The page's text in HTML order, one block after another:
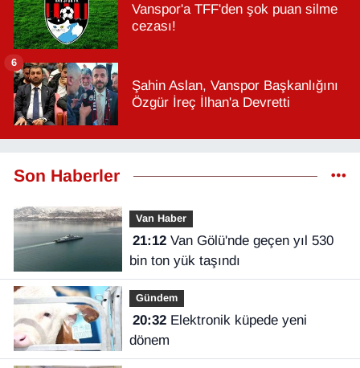
Vanspor'a TFF'den şok puan silme
cezası!
Şahin Aslan, Vanspor Başkanlığını
Özgür İreç İlhan'a Devretti
6
Son Haberler
Van Haber
21:12Van Gölü'nde geçen yıl 530
bin ton yük taşındı
Gündem
20:32Elektronik küpede yeni
dönem